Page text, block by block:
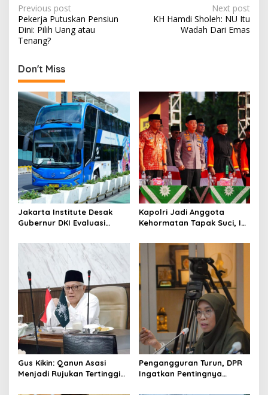
P
o
s
t
n
a
v
i
g
a
t
i
o
n
Previous post
Pekerja Putuskan Pensiun
Dini: Pilih Uang atau
Tenang?
Next post
KH Hamdi Sholeh: NU Itu
Wadah Dari Emas
Don't Miss
Jakarta Institute Desak
Gubernur DKI Evaluasi
Penumpang Diturunkan
Kapolri Jadi Anggota
Kehormatan Tapak Suci, Ini
Gus Kikin: Qanun Asasi
Menjadi Rujukan Tertinggi
Pengangguran Turun, DPR
Ingatkan Pentingnya